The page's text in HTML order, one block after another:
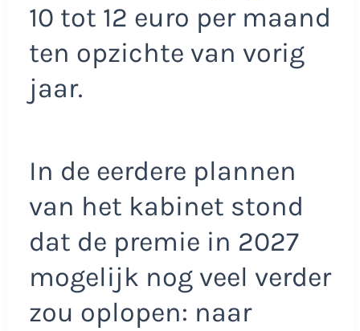
10 tot 12 euro per maand
ten opzichte van vorig
jaar.
In de eerdere plannen
van het kabinet stond
dat de premie in 2027
mogelijk nog veel verder
zou oplopen: naar